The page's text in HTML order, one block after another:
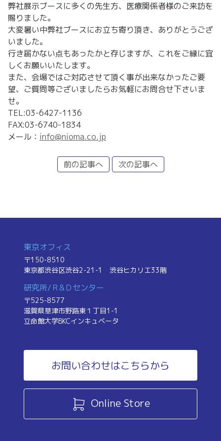
弊社展示ブースに多くの先生方、医療関係者様のご来訪を
賜りました。
大変暑い中弊社ブースにお立ち寄り頂き、ありがとうござ
いました。
行き届かない点もあったかと存じますが、これをご縁に宜
しくお願いいたします。
また、会場ではご対応させて頂く事が出来なかったご要
望、ご質問等ございましたらお気軽にお問合せ下さいま
せ。
TEL:03-6427-1136
FAX:03-6740-1834
メール： info@nioma.co.jp
前の記事へ 次の記事へ
東京オフィス
〒150-8510
東京都渋谷区渋谷2-21-1 渋谷ヒカリエ33階
研究所/Ｒ&Ｄセンター
〒525-8577
滋賀県草津市野路東１丁目1-1
立命館大学BKCインキュベータ
お問い合わせはこちらから
Online Store